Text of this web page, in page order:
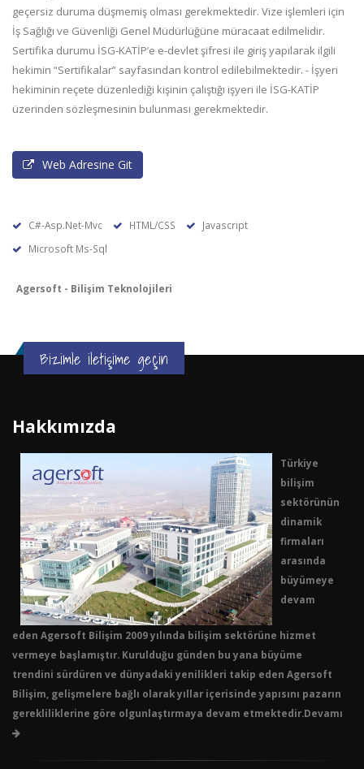
geçersiz duruma düşmemiş olması gerekmektedir. Vize işlemleri için
İş Sağlığı ve Güvenliği Genel Müdürlüğüne müracaat edilmelidir.
Sertifika durumu İSG-KATİP’e e-devlet şifresi ile giriş yapılarak ilgili
hekimin “Sertifikalar” sayfasından kontrol edilebilmektedir. - İşyeri
hekiminin reçete düzenlediği kişinin çalıştığı işyeri ile İSG-KATİP
üzerinden sözleşmesinin bulunması gerekmektedir.
Web Adresine Git
C#-Asp.Net-Mvc HTML/CSS
Javascript
Microsoft Ms-Sql
Agersoft - Bilişim Teknolojileri
Bizimle iletişime geçin
Hakkımızda
Türkiye
bilişim
sektörünün
dinamik
firmaları
arasında
büyümeye
devam
eden Agersoft Bilişim 2009 yılında bilişim sektörüne hizmet
vermeye başlamıştır. Kurulduğu günden bu yana büyüme
trendini sürdüren ve dünyadaki yenilikleri takip eden Agersoft
Bilişim, gelişmelere bağlı olarak yıllar içerisinde yapısını pazarın
gerekliliklerine göre olgunlaştırmaya devam etmektedir.Devamı